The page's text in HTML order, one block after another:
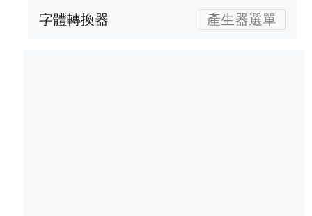
字體轉換器 產生器選單